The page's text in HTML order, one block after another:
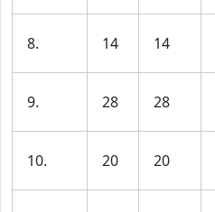
8. 14 14
9. 28 28
10. 20 20